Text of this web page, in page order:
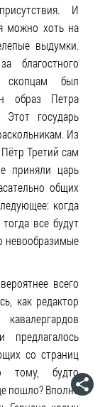
И
можно хоть на
выдумки.
благостного
был
образ Петра
Этот государь
Из
Третий сам
приняли царь
общих
когда
все будут
невообразимые
всего
как редактор
со страниц
тому, будто
пошло? Вполне